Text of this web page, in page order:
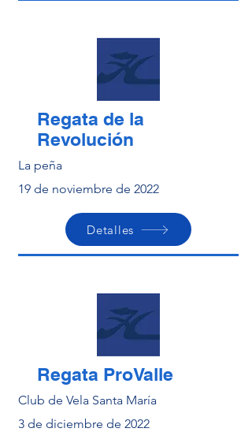
Regata de la
Revolución
La peña
19 de noviembre de 2022
Detalles
Regata ProValle
Club de Vela Santa María
3 de diciembre de 2022